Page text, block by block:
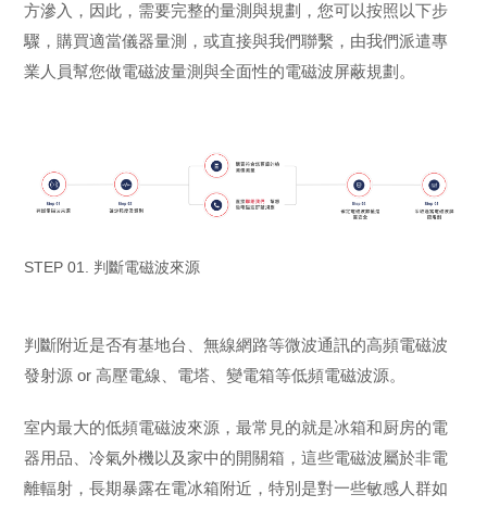
方滲入，因此，需要完整的量測與規劃，您可以按照以下步
驟，購買適當儀器量測，或直接與我們聯繫，由我們派遣專
業人員幫您做電磁波量測與全面性的電磁波屏蔽規劃。
STEP 01. 判斷電磁波來源
判斷附近是否有基地台、無線網路等微波通訊的高頻電磁波
發射源 or 高壓電線、電塔、變電箱等低頻電磁波源。
室内最大的低頻電磁波來源，最常見的就是冰箱和厨房的電
器用品、冷氣外機以及家中的開關箱，這些電磁波屬於非電
離輻射，長期暴露在電冰箱附近，特別是對一些敏感人群如